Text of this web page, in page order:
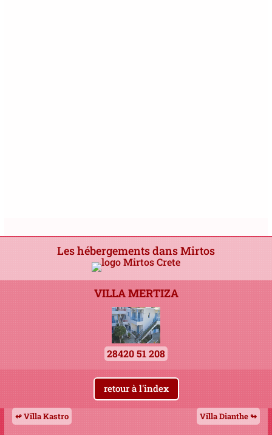
Les hébergements dans Mirtos
VILLA MERTIZA
28420 51 208
retour à l'index
Villa Dianthe ↬
↫ Villa Kastro